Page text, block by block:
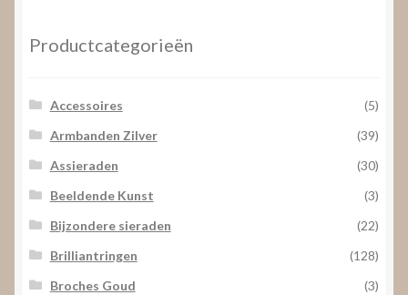
Productcategorieën
Accessoires
(5)
Armbanden Zilver
(39)
Assieraden
(30)
Beeldende Kunst
(3)
Bijzondere sieraden
(22)
Brilliantringen
(128)
Broches Goud
(3)